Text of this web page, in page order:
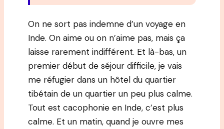
On ne sort pas indemne d’un voyage en
Inde. On aime ou on n’aime pas, mais ça
laisse rarement indifférent. Et là-bas, un
premier début de séjour difficile, je vais
me réfugier dans un hôtel du quartier
tibétain de un quartier un peu plus calme.
Tout est cacophonie en Inde, c’est plus
calme. Et un matin, quand je ouvre mes